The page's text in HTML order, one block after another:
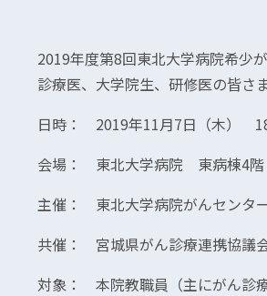
2019年度第8回東北大学病院希少
診療医、大学院生、研修医の皆さ
日時： 2019年11月7日（木）
会場： 東北大学病院 東病棟4
主催： 東北大学病院がんセンタ
共催： 宮城県がん診療連携協議
対象： 本院教職員（主にがん診